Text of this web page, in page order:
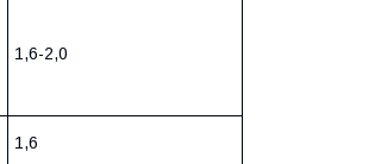
1,6-2,0
1,6